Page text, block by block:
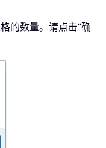
的数量。请点击“确